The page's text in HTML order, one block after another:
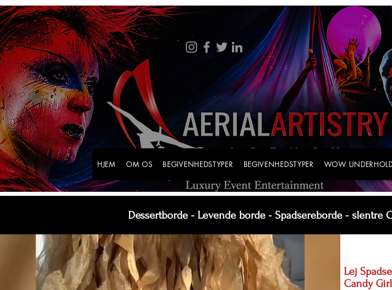
HJEM OM OS BEGIVENHEDSTYPER BEGIVENHEDSTYPER WOW
Dessertborde - Levende borde - Spadsereborde - slentre
Lej
Candy